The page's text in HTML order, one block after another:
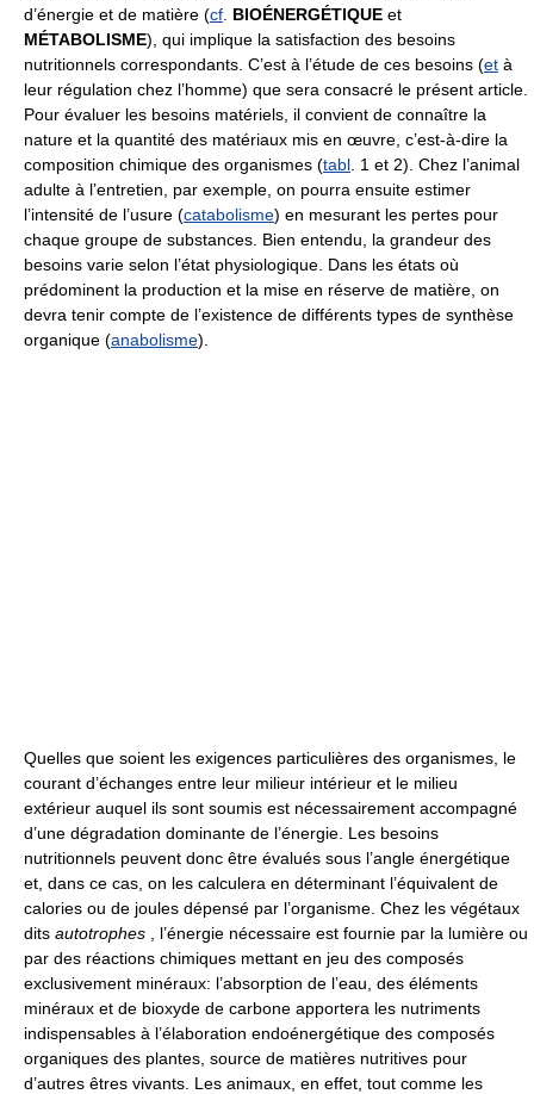
d’énergie et de matière (cf BIOÉNERGÉTIQUE et
MÉTABOLISME), qui implique la satisfaction des besoins
nutritionnels correspondants. C’est à l’étude de ces besoins (et à
leur régulation chez l’homme) que sera consacré le présent article.
Pour évaluer les besoins matériels, il convient de connaître la
nature et la quantité des matériaux mis en œuvre, c’est-à-dire la
composition chimique des organismes (tabl . 1 et 2). Chez l’animal
adulte à l’entretien, par exemple, on pourra ensuite estimer
l’intensité de l’usure (catabolisme) en mesurant les pertes pour
chaque groupe de substances. Bien entendu, la grandeur des
besoins varie selon l’état physiologique. Dans les états où
prédominent la production et la mise en réserve de matière, on
devra tenir compte de l’existence de différents types de synthèse
organique (anabolisme).
Quelles que soient les exigences particulières des organismes, le
courant d’échanges entre leur milieur intérieur et le milieu
extérieur auquel ils sont soumis est nécessairement accompagné
d’une dégradation dominante de l’énergie. Les besoins
nutritionnels peuvent donc être évalués sous l’angle énergétique
et, dans ce cas, on les calculera en déterminant l’équivalent de
calories ou de joules dépensé par l’organisme. Chez les végétaux
dits autotrophes , l’énergie nécessaire est fournie par la lumière ou
par des réactions chimiques mettant en jeu des composés
exclusivement minéraux: l’absorption de l’eau, des éléments
minéraux et de bioxyde de carbone apportera les nutriments
indispensables à l’élaboration endoénergétique des composés
organiques des plantes, source de matières nutritives pour
d’autres êtres vivants. Les animaux, en effet, tout comme les